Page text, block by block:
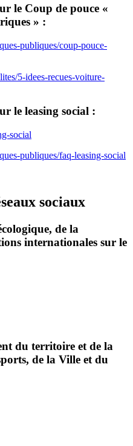
le Coup de pouce «
» :
publiques/coup-pouce-
5-idees-recues-voiture-
le leasing social :
social
publiques/faq-leasing-social
sociaux
de la
internationales sur le
du territoire et de la
de la Ville et du